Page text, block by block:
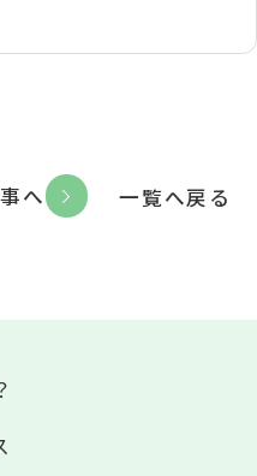
一覧へ戻る
へ